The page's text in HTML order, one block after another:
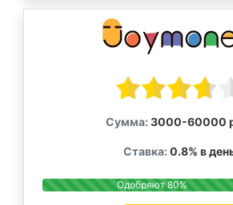
Сумма: 3000-60000
Ставка: 0.8% в
Одобряют 80%